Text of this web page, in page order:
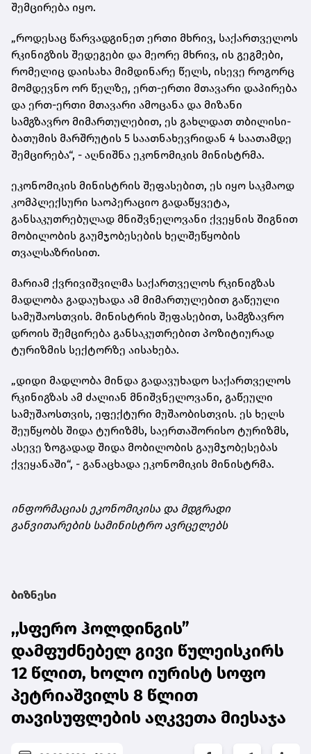
შემცირება იყო.
„როდესაც წარვადგინეთ ერთი მხრივ, საქართველოს
რკინიგზის შედეგები და მეორე მხრივ, ის გეგმები,
რომელიც დაისახა მიმდინარე წელს, ისევე როგორც
მომდევნო ორ წელზე, ერთ-ერთი მთავარი დაპირება
და ერთ-ერთი მთავარი ამოცანა და მიზანი
სამგზავრო მიმართულებით, ეს გახლდათ თბილისი-
ბათუმის მარშრუტის 5 საათნახევრიდან 4 საათამდე
შემცირება“, - აღნიშნა ეკონომიკის მინისტრმა.
ეკონომიკის მინისტრის შეფასებით, ეს იყო საკმაოდ
კომპლექსური საოპერაციო გადაწყვეტა,
განსაკუთრებულად მნიშვნელოვანი ქვეყნის შიგნით
მობილობის გაუმჯობესების ხელშეწყობის
თვალსაზრისით.
მარიამ ქვრივიშვილმა საქართველოს რკინიგზას
მადლობა გადაუხადა ამ მიმართულებით გაწეული
სამუშაოსთვის. მინისტრის შეფასებით, სამგზავრო
დროის შემცირება განსაკუთრებით პოზიტიურად
ტურიზმის სექტორზე აისახება.
„დიდი მადლობა მინდა გადავუხადო საქართველოს
რკინიგზას ამ ძალიან მნიშვნელოვანი, გაწეული
სამუშაოსთვის, ეფექტური მუშაობისთვის. ეს ხელს
შეუწყობს შიდა ტურიზმს, საერთაშორისო ტურიზმს,
ასევე ზოგადად შიდა მობილობის გაუმჯობესებას
ქვეყანაში“, - განაცხადა ეკონომიკის მინისტრმა.
ინფორმაციას ეკონომიკისა და მდგრადი
განვითარების სამინისტრო ავრცელებს
ბიზნესი
,,სფერო ჰოლდინგის”
დამფუძნებელ გივი წულეისკირს
12 წლით, ხოლო იურისტ სოფო
პეტრიაშვილს 8 წლით
თავისუფლების აღკვეთა მიესაჯა